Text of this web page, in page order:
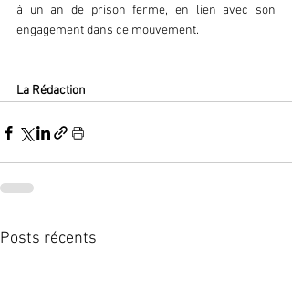
à un an de prison ferme, en lien avec son
engagement dans ce mouvement.
La Rédaction
Posts récents